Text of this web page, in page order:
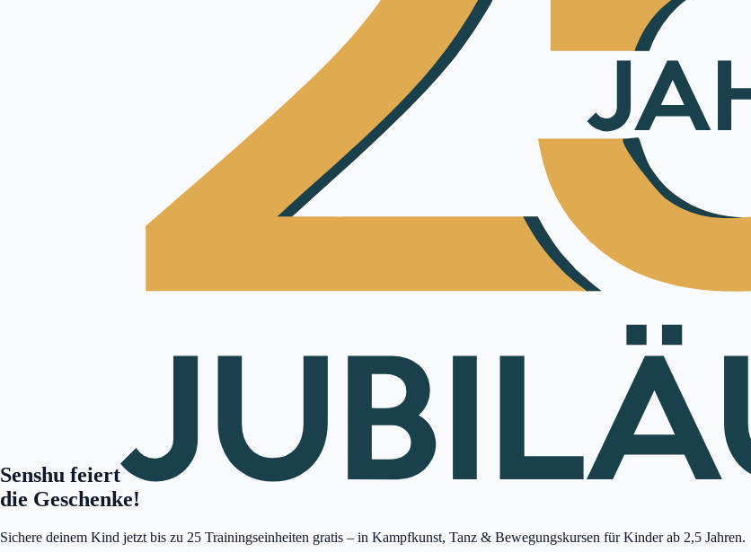
Senshu feiert
die Geschenke!
Sichere deinem Kind jetzt bis zu 25 Trainingseinheiten gratis – in Kampfkunst, Tanz & Bewegungskursen für Kinder ab 2,5 Jahren.